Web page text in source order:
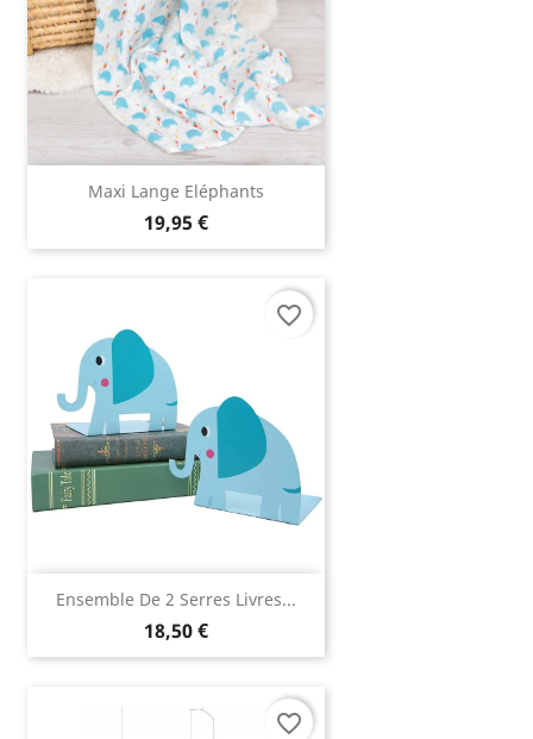
Maxi Lange Eléphants
19,95 €
Ensemble De 2 Serres Livres...
18,50 €
favorite_border
favorite_border